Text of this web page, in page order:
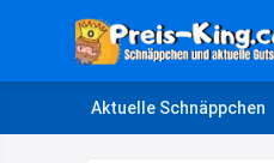
Aktuelle Schnäppchen